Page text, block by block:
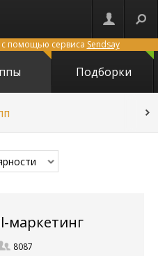
с помощью сервиса Sendsay
Подборки
маркетинг
8087